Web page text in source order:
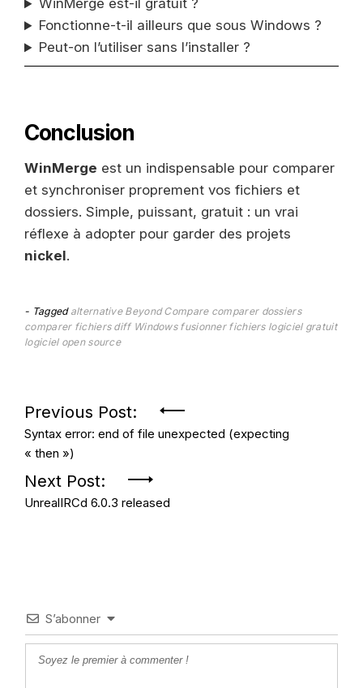
WinMerge est-il gratuit ?
Fonctionne-t-il ailleurs que sous Windows ?
Peut-on l’utiliser sans l’installer ?
Conclusion
WinMerge est un indispensable pour comparer
et synchroniser proprement vos fichiers et
dossiers. Simple, puissant, gratuit : un vrai
réflexe à adopter pour garder des projets
nickel.
Tagged alternative Beyond Compare comparer dossiers
comparer fichiers diff Windows fusionner fichiers logiciel gratuit
logiciel open source
Navigation
de
l’article
Previous Post:
Syntax error: end of file unexpected (expecting
« then »)
Next Post:
UnrealIRCd 6.0.3 released
S’abonner